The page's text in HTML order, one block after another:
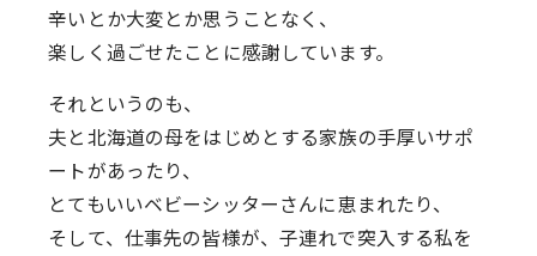
辛いとか大変とか思うことなく、
楽しく過ごせたことに感謝しています。
それというのも、
夫と北海道の母をはじめとする家族の手厚いサポ
ートがあったり、
とてもいいベビーシッターさんに恵まれたり、
そして、仕事先の皆様が、子連れで突入する私を